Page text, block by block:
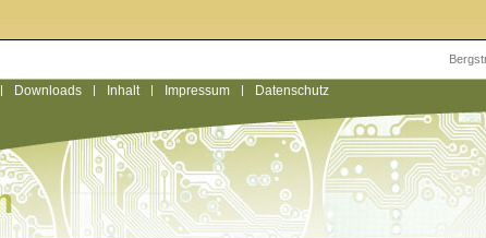
| Downloads | Inhalt | Impressum | Datenschutz